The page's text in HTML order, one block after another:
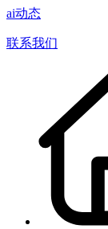
ai动态
联系我们